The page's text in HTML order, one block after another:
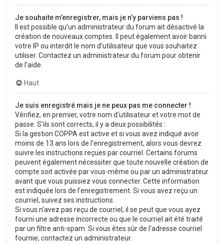
Je souhaite m’enregistrer, mais je n’y parviens pas !
Il est possible qu’un administrateur du forum ait désactivé la
création de nouveaux comptes. Il peut également avoir banni
votre IP ou interdit le nom d’utilisateur que vous souhaitez
utiliser. Contactez un administrateur du forum pour obtenir
de l’aide.
Haut
Je suis enregistré mais je ne peux pas me connecter !
Vérifiez, en premier, votre nom d’utilisateur et votre mot de
passe. S’ils sont corrects, il y a deux possibilités :
Si la gestion COPPA est active et si vous avez indiqué avoir
moins de 13 ans lors de l’enregistrement, alors vous devrez
suivre les instructions reçues par courriel. Certains forums
peuvent également nécessiter que toute nouvelle création de
compte soit activée par vous-même ou par un administrateur
avant que vous puissiez vous connecter. Cette information
est indiquée lors de l’enregistrement. Si vous avez reçu un
courriel, suivez ses instructions.
Si vous n’avez pas reçu de courriel, il se peut que vous ayez
fourni une adresse incorrecte ou que le courriel ait été traité
par un filtre anti-spam. Si vous êtes sûr de l’adresse courriel
fournie, contactez un administrateur.